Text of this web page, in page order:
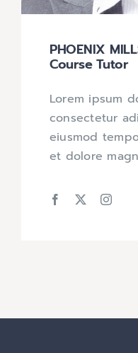
PHOENIX
Course Tutor
Lorem ipsum
consectetur
eiusmod
et dolore